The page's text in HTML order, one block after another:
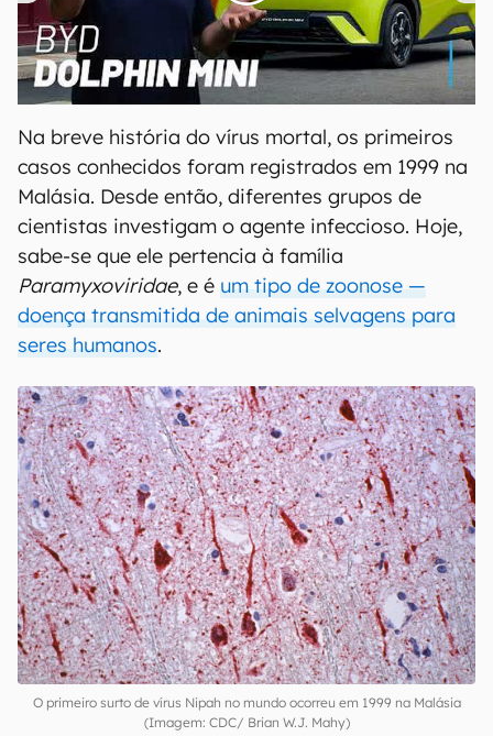
00:00/04:07
Na breve história do vírus mortal, os primeiros
casos conhecidos foram registrados em 1999 na
Malásia. Desde então, diferentes grupos de
cientistas investigam o agente infeccioso. Hoje,
sabe-se que ele pertencia à família
Paramyxoviridae, e é um tipo de zoonose —
doença transmitida de animais selvagens para
seres humanos.
O primeiro surto de vírus Nipah no mundo ocorreu em 1999 na Malásia
(Imagem: CDC/ Brian W.J. Mahy)